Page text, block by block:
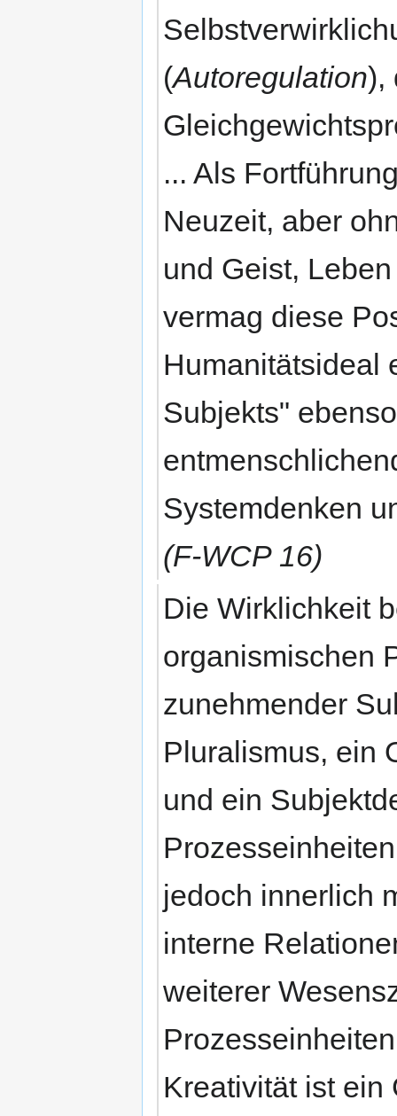
(Autoregulation),
... Als
Neuzeit, aber
und Geist,
vermag diese
Humanitätsideal
Subjekts"
Systemdenken
(F-WCP 16)
Die Wirklichkeit
organismischen
zunehmender
Pluralismus, ein
und ein
jedoch innerlich
interne
weiterer
Kreativität ist